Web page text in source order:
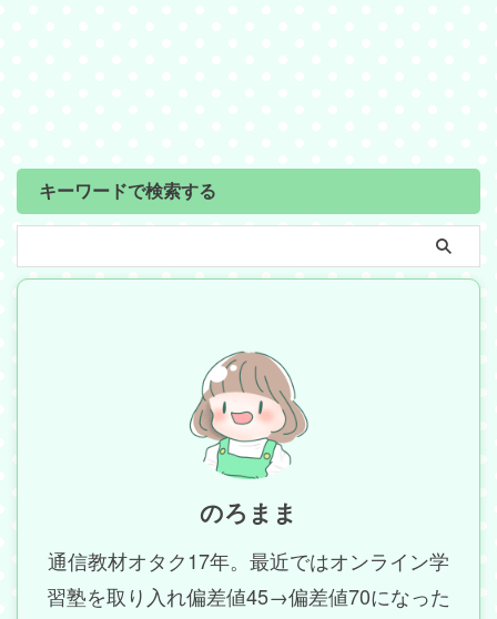
キーワードで検索する
のろまま
通信教材オタク17年。最近ではオンライン学
習塾を取り入れ偏差値45→偏差値70になった